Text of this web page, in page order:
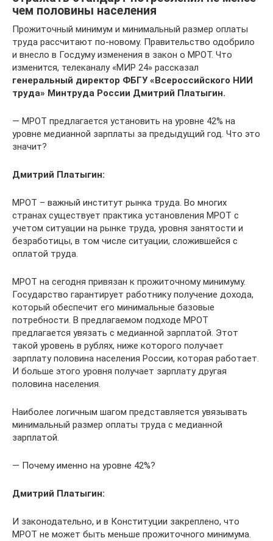
чем половины населения
Прожиточный минимум и минимальный размер оплаты
труда рассчитают по-новому. Правительство одобрило
и внесло в Госдуму изменения в закон о МРОТ. Что
изменится, телеканалу «МИР 24» рассказал
генеральный директор ФБГУ «Всероссийского НИИ
труда» Минтруда России Дмитрий Платыгин.
— МРОТ предлагается установить на уровне 42% на
уровне медианной зарплаты за предыдущий год. Что это
значит?
Дмитрий Платыгин:
МРОТ – важный институт рынка труда. Во многих
странах существует практика установления МРОТ с
учетом ситуации на рынке труда, уровня занятости и
безработицы, в том числе ситуации, сложившейся с
оплатой труда.
МРОТ на сегодня привязан к прожиточному минимуму.
Государство гарантирует работнику получение дохода,
который обеспечит его минимальные базовые
потребности. В предлагаемом подходе МРОТ
предлагается увязать с медианной зарплатой. Этот
такой уровень в рублях, ниже которого получает
зарплату половина населения России, которая работает.
И больше этого уровня получает зарплату другая
половина населения.
Наиболее логичным шагом представляется увязывать
минимальный размер оплаты труда с медианной
зарплатой.
— Почему именно на уровне 42%?
Дмитрий Платыгин:
И законодательно, и в Конституции закреплено, что
МРОТ не может быть меньше прожиточного минимума.